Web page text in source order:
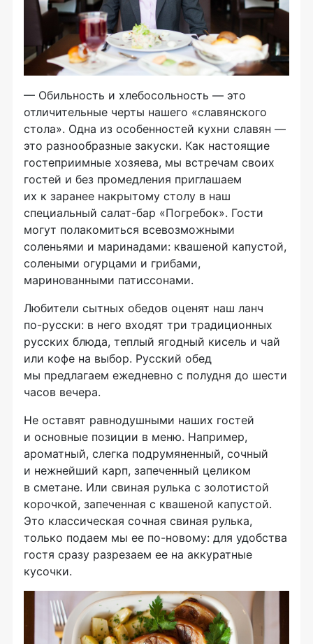
— Обильность и хлебосольность — это
отличительные черты нашего «славянского
стола». Одна из особенностей кухни славян —
это разнообразные закуски. Как настоящие
гостеприимные хозяева, мы встречам своих
гостей и без промедления приглашаем
их к заранее накрытому столу в наш
специальный салат-бар «Погребок». Гости
могут полакомиться всевозможными
соленьями и маринадами: квашеной капустой,
солеными огурцами и грибами,
маринованными патиссонами.
Любители сытных обедов оценят наш ланч
по-русски: в него входят три традиционных
русских блюда, теплый ягодный кисель и чай
или кофе на выбор. Русский обед
мы предлагаем ежедневно с полудня до шести
часов вечера.
Не оставят равнодушными наших гостей
и основные позиции в меню. Например,
ароматный, слегка подрумяненный, сочный
и нежнейший карп, запеченный целиком
в сметане. Или свиная рулька с золотистой
корочкой, запеченная с квашеной капустой.
Это классическая сочная свиная рулька,
только подаем мы ее по-новому: для удобства
гостя сразу разрезаем ее на аккуратные
кусочки.